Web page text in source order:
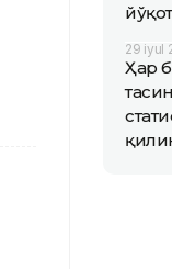
29 iyul
Ҳар